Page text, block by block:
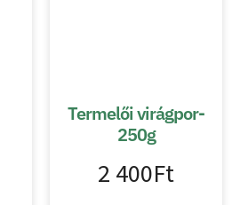
Termelői virágpor-
250g
2 400Ft